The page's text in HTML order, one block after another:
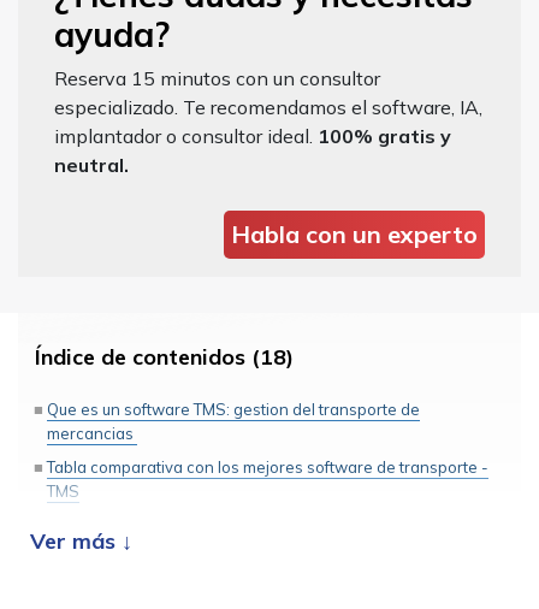
ayuda?
Reserva 15 minutos con un consultor
especializado. Te recomendamos el software, IA,
implantador o consultor ideal. 100% gratis y
neutral.
Habla con un experto
Índice de contenidos (18)
Que es un software TMS: gestion del transporte de
mercancias
Tabla comparativa con los mejores software de transporte -
TMS